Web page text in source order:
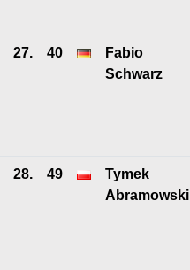
27. 40
Fabio
Schwarz
28. 49
Tymek
Abramowski